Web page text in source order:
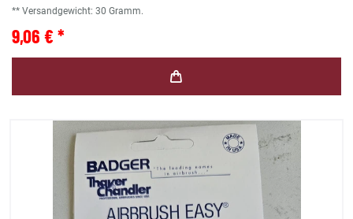
** Versandgewicht: 30 Gramm.
9,06 € *